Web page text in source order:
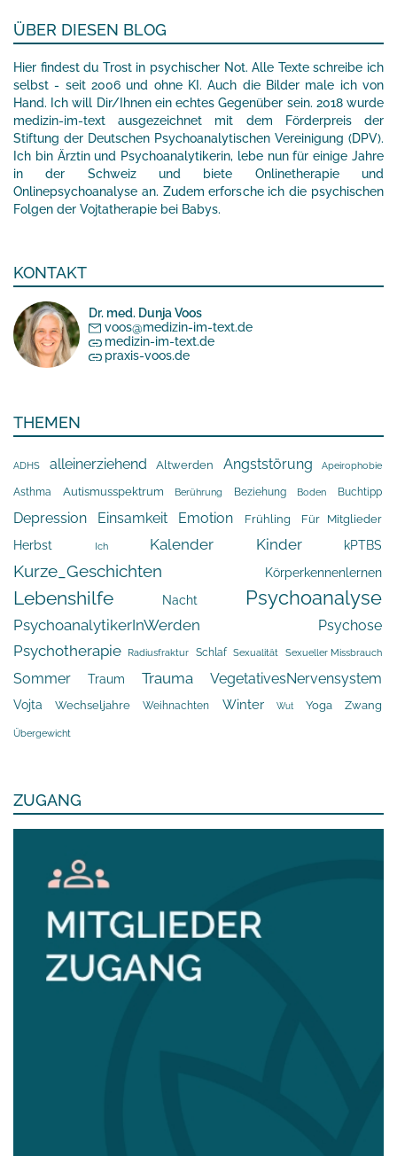
ÜBER DIESEN BLOG
Hier findest du Trost in psychischer Not. Alle Texte schreibe ich
selbst - seit 2006 und ohne KI. Auch die Bilder male ich von
Hand. Ich will Dir/Ihnen ein echtes Gegenüber sein. 2018 wurde
medizin-im-text ausgezeichnet mit dem Förderpreis der
Stiftung der Deutschen Psychoanalytischen Vereinigung (DPV).
Ich bin Ärztin und Psychoanalytikerin, lebe nun für einige Jahre
in der Schweiz und biete Onlinetherapie und
Onlinepsychoanalyse an. Zudem erforsche ich die psychischen
Folgen der Vojtatherapie bei Babys.
KONTAKT
Dr. med. Dunja Voos
voos@medizin-im-text.de
medizin-im-text.de
praxis-voos.de
THEMEN
ADHS alleinerziehend Altwerden Angststörung Apeirophobie
Asthma Autismusspektrum Berührung Beziehung Boden Buchtipp
Depression Einsamkeit Emotion Frühling Für Mitglieder
Herbst Ich Kalender Kinder kPTBS
Kurze_Geschichten Körperkennenlernen
Lebenshilfe Nacht Psychoanalyse
PsychoanalytikerInWerden Psychose
Psychotherapie Radiusfraktur Schlaf Sexualität Sexueller Missbrauch
Sommer Traum Trauma VegetativesNervensystem
Vojta Wechseljahre Weihnachten Winter Wut Yoga Zwang
Übergewicht
ZUGANG